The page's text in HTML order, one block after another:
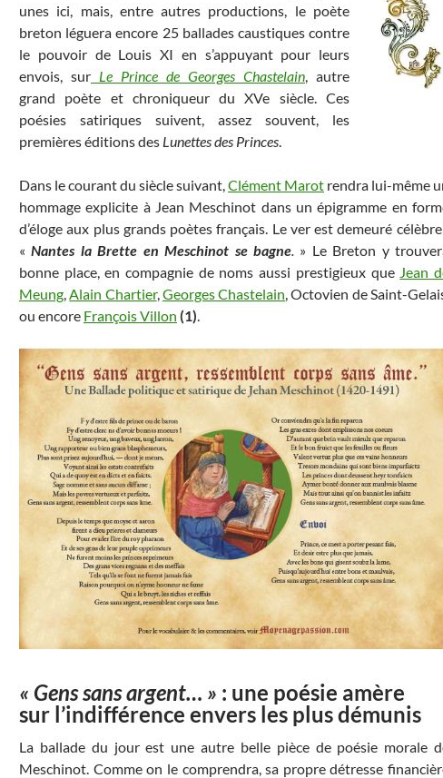
unes ici, mais, entre autres productions, le poète
breton léguera encore 25 ballades caustiques contre
le pouvoir de Louis XI en s’appuyant pour leurs
envois, sur Le Prince de Georges Chastelain, autre
grand poète et chroniqueur du XVe siècle. Ces
poésies satiriques suivent, assez souvent, les
premières éditions des Lunettes des Princes.
Dans le courant du siècle suivant,Clément Marot rendra lui-même
hommage explicite à Jean Meschinot dans un épigramme en
d’éloge aux plus grands poètes français. Le ver est demeuré
«Nantes la Brette en Meschinot se bagne.» Le Breton y
bonne place, en compagnie de noms aussi prestigieux que Jean
Meung,Alain Chartier,Georges Chastelain, Octovien de Saint-
ou encore François Villon (1).
« Gens sans argent… » : une poésie amère
sur l’indifférence envers les plus démunis
La ballade du jour est une autre belle pièce de poésie morale
Meschinot. Comme on le comprendra, sa propre détresse